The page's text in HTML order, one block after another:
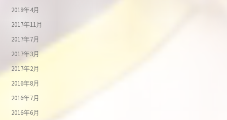
2018年4月
2017年11月
2017年7月
2017年3月
2017年2月
2016年8月
2016年7月
2016年6月